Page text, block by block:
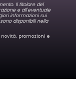
Il titolare del
e all'eventuale
informazioni sui
disponibili nella
promozioni e